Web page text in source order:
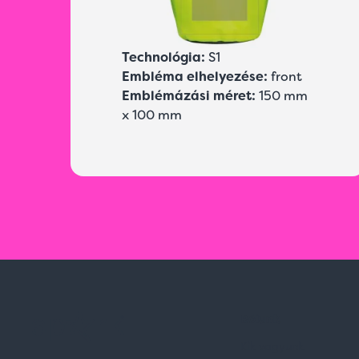
Technológia: S1
Embléma elhelyezése: front
Emblémázási méret: 150 mm
x 100 mm